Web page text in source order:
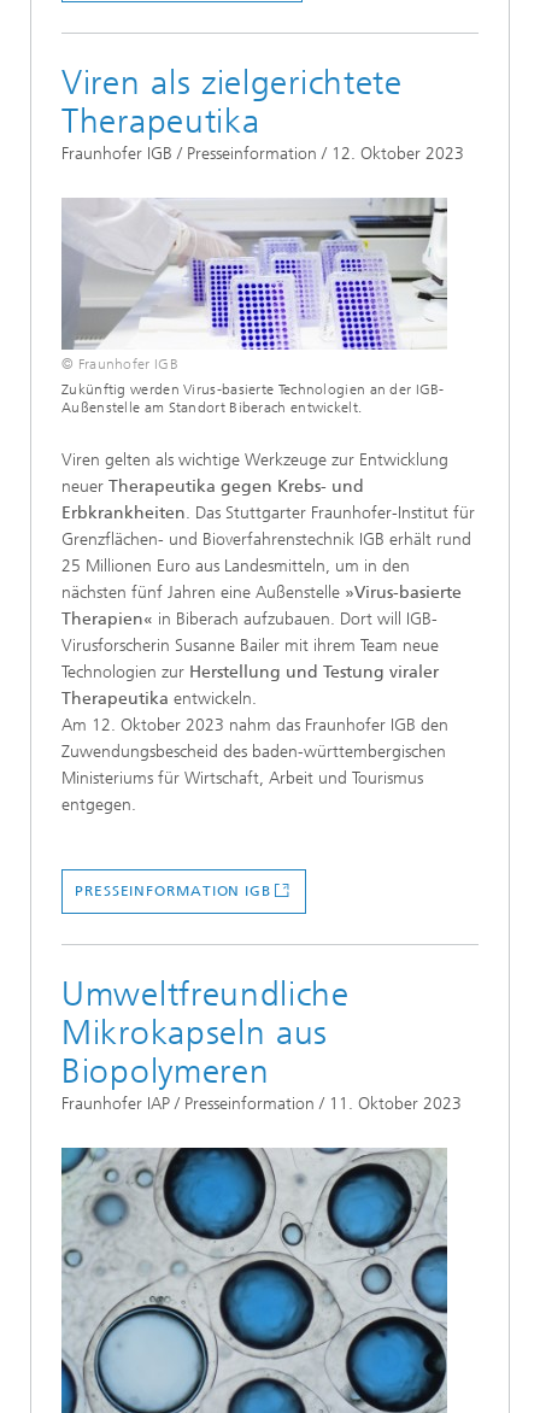
Viren als zielgerichtete
Therapeutika
Fraunhofer IGB / Presseinformation / 12. Oktober 2023
© Fraunhofer IGB
Zukünftig werden Virus-basierte Technologien an der IGB-
Außenstelle am Standort Biberach entwickelt.
Viren gelten als wichtige Werkzeuge zur Entwicklung
neuer Therapeutika gegen Krebs- und
Erbkrankheiten. Das Stuttgarter Fraunhofer-Institut für
Grenzflächen- und Bioverfahrenstechnik IGB erhält rund
25 Millionen Euro aus Landesmitteln, um in den
nächsten fünf Jahren eine Außenstelle »Virus-basierte
Therapien« in Biberach aufzubauen. Dort will IGB-
Virusforscherin Susanne Bailer mit ihrem Team neue
Technologien zur Herstellung und Testung viraler
Therapeutika entwickeln.
Am 12. Oktober 2023 nahm das Fraunhofer IGB den
Zuwendungsbescheid des baden-württembergischen
Ministeriums für Wirtschaft, Arbeit und Tourismus
entgegen.
PRESSEINFORMATION IGB
Umweltfreundliche
Mikrokapseln aus
Biopolymeren
Fraunhofer IAP / Presseinformation / 11. Oktober 2023